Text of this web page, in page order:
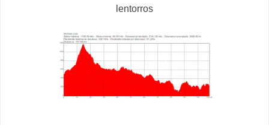
lentorros